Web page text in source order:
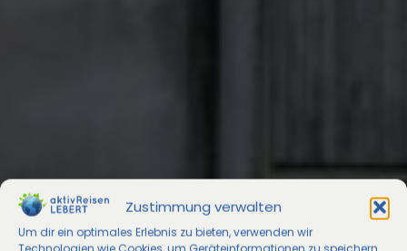
Zustimmung verwalten
Um dir ein optimales Erlebnis zu bieten, verwenden wir